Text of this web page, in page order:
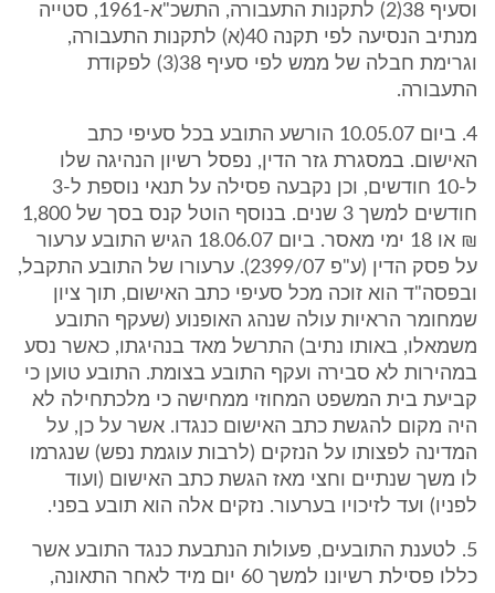
וסעיף 38(2) לתקנות התעבורה, התשכ"א-1961, סטייה
מנתיב הנסיעה לפי תקנה 40(א) לתקנות התעבורה,
וגרימת חבלה של ממש לפי סעיף 38(3) לפקודת
התעבורה.
4. ביום 10.05.07 הורשע התובע בכל סעיפי כתב
האישום. במסגרת גזר הדין, נפסל רשיון הנהיגה שלו
ל-10 חודשים, וכן נקבעה פסילה על תנאי נוספת ל-3
חודשים למשך 3 שנים. בנוסף הוטל קנס בסך של 1,800
₪ או 18 ימי מאסר. ביום 18.06.07 הגיש התובע ערעור
על פסק הדין (ע"פ 2399/07). ערעורו של התובע התקבל,
ובפסה"ד הוא זוכה מכל סעיפי כתב האישום, תוך ציון
שמחומר הראיות עולה שנהג האופנוע (שעקף התובע
משמאלו, באותו נתיב) התרשל מאד בנהיגתו, כאשר נסע
במהירות לא סבירה ועקף התובע בצומת. התובע טוען כי
קביעת בית המשפט המחוזי ממחישה כי מלכתחילה לא
היה מקום להגשת כתב האישום כנגדו. אשר על כן, על
המדינה לפצותו על הנזקים (לרבות עוגמת נפש) שנגרמו
לו משך שנתיים וחצי מאז הגשת כתב האישום (ועוד
לפניו) ועד לזיכויו בערעור. נזקים אלה הוא תובע בפני.
5. לטענת התובעים, פעולות הנתבעת כנגד התובע אשר
כללו פסילת רשיונו למשך 60 יום מיד לאחר התאונה,